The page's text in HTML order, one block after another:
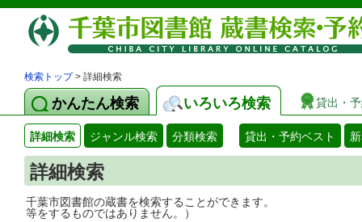
検索トップ> 詳細検索
かんたん検索 いろいろ検索 貸出・
詳細検索 ジャンル検索 分類検索 貸出・予約ベスト
詳細検索
千葉市図書館の蔵書を検索することがで
等をするものではありません。）